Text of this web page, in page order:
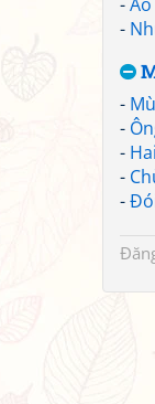
-
-
-
-
-
-